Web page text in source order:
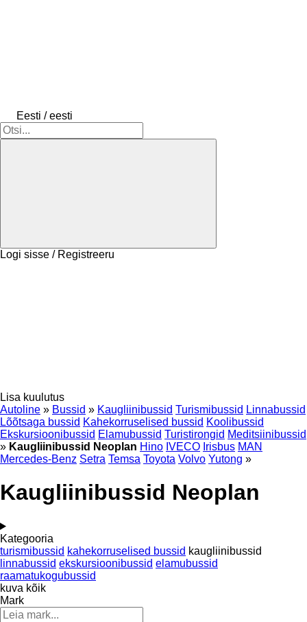
Eesti / eesti
Logi sisse / Registreeru
Lisa kuulutus
Autoline » Bussid » Kaugliinibussid Turismibussid Linnabussid
Lõõtsaga bussid Kahekorruselised bussid Koolibussid
Ekskursioonibussid Elamubussid Turistirongid Meditsiinibussid
» Kaugliinibussid Neoplan Hino IVECO Irisbus MAN
Mercedes-Benz Setra Temsa Toyota Volvo Yutong »
Kaugliinibussid Neoplan
Kategooria
turismibussid kahekorruselised bussid kaugliinibussid
linnabussid ekskursioonibussid elamubussid
raamatukogubussid
kuva kõik
Mark